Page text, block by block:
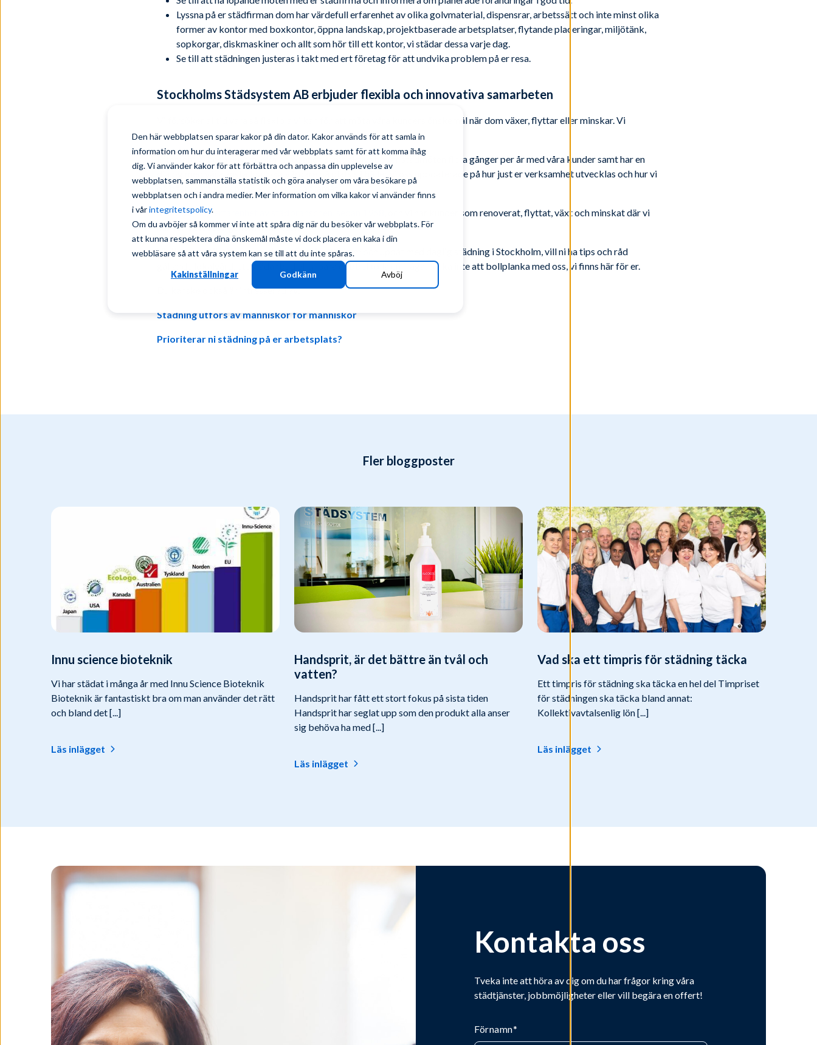
Den här webbplatsen sparar kakor på din dator. Kakor används för att samla in
information om hur du interagerar med vår webbplats samt för att komma ihåg
dig. Vi använder kakor för att förbättra och anpassa din upplevelse av
webbplatsen, sammanställa statistik och göra analyser om våra besökare på
webbplatsen och i andra medier. Mer information om vilka kakor vi använder finns
i vårintegritetspolicy.
Om du avböjer så kommer vi inte att spåra dig när du besöker vår webbplats. För
att kunna respektera dina önskemål måste vi dock placera en kaka i din
webbläsare så att våra system kan se till att du inte spåras.
Kakinställningar Godkänn Avböj
Lyssna på er städfirman dom har värdefull erfarenhet av olika golvmaterial, dispensrar, arbetssätt och inte minst olika
former av kontor med boxkontor, öppna landskap, projektbaserade arbetsplatser, flytande placeringar, miljötänk,
sopkorgar, diskmaskiner och allt som hör till ett kontor, vi städar dessa varje dag.
Se till att städningen justeras i takt med ert företag för att undvika problem på er resa.
Stockholms Städsystem AB erbjuder flexibla och innovativa samarbeten
Vi försöker alltid vara så flexibla vi kan för att möta våra kunders önskemål när dom växer, flyttar eller minskar. Vi
levererar service med hög kvalitet så långt det går!
Eftersom vi besöker era lokaler löpande samt aktivt bokar städmöten flera gånger per år med våra kunder samt har en
dialog med våra anställda lokalvårdare på plats så håller vi oss uppdaterade på hur just er verksamhet utvecklas och hur vi
på bästa sätt kan stötta er på er resa framåt.
Vi har en lång erfarenhet av städbranschen, sedan 1968
, och vi har kunder som renoverat, flyttat, växt och minskat där vi
har varit ett stöd genom hela resan.
Vi riktar oss till företag med kontor från 500 kvm och uppåt med daglig städning i Stockholm, vill ni ha tips och råd
gällande lokalvård, ett städanbud eller bara dubbelkolla en fråga, tveka inte att bollplanka med oss, vi finns här för er.
Du kanske också är intresserad av:
Städning utförs av människor för människor
Prioriterar ni städning på er arbetsplats?
Fler bloggposter
Innu science bioteknik
Vi har städat i många år med Innu Science Bioteknik
Bioteknik är fantastiskt bra om man använder det rätt
och bland det [...]
Läs inlägget
Handsprit, är det bättre än tvål och
vatten?
Handsprit har fått ett stort fokus på sista tiden
Handsprit har seglat upp som den produkt alla anser
sig behöva ha med [...]
Läs inlägget
Vad ska ett timpris för städning täcka
Ett timpris för städning ska täcka en hel del Timpriset
för städningen ska täcka bland annat:
Kollektivavtalsenlig lön [...]
Läs inlägget
Kontakta oss
Tveka inte att höra av dig om du har frågor kring våra
städtjänster, jobbmöjligheter eller vill begära en offert!
Förnamn*